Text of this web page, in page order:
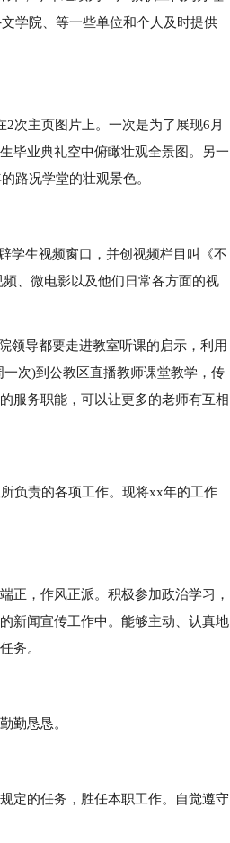
学院、等一些单位和个人及时提供
次主页图片上。一次是为了展现6月
毕业典礼空中俯瞰壮观全景图。另一
路况学堂的壮观景色。
学生视频窗口，并创视频栏目叫《不
、微电影以及他们日常各方面的视
领导都要走进教室听课的启示，利用
次)到公教区直播教师课堂教学，传
服务职能，可以让更多的老师有互相
负责的各项工作。现将xx年的工作
正，作风正派。积极参加政治学习，
新闻宣传工作中。能够主动、认真地
务。
勤恳恳。
定的任务，胜任本职工作。自觉遵守